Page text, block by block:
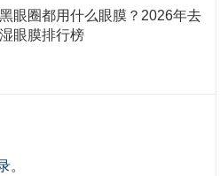
眼圈都用什么眼膜？2026年去
眼膜排行榜
。